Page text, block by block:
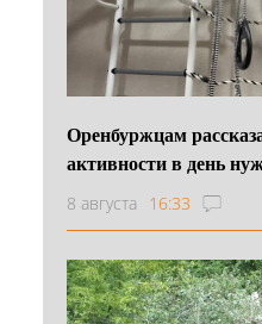
Оренбуржцам
активности в день
8 августа 16:33